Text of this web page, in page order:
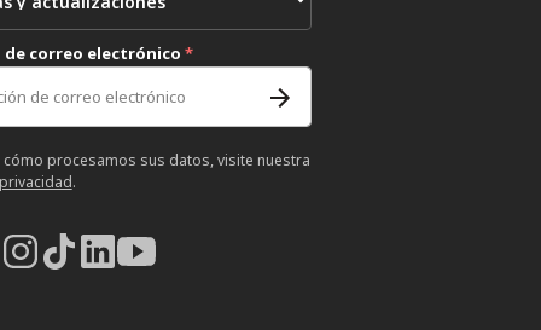
de correo electrónico *
cómo procesamos sus datos, visite nuestra
.